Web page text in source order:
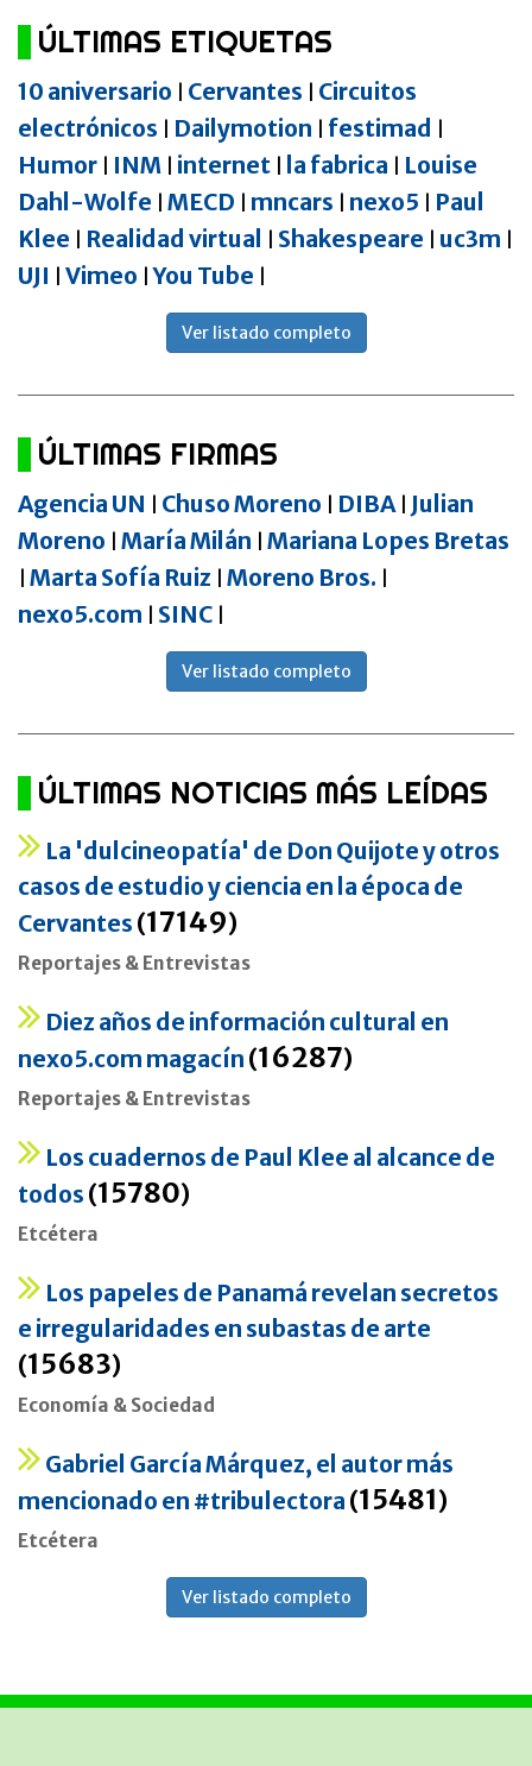
ÚLTIMAS ETIQUETAS
10 aniversario Cervantes
Circuitos
electrónicos
Dailymotion festimad
Humor INM internet la fabrica
Louise
Dahl-Wolfe MECD mncars nexo5
Paul
Klee
Realidad virtual Shakespeare uc3m
UJI Vimeo You Tube
Ver listado completo
ÚLTIMAS FIRMAS
Agencia UN Chuso Moreno DIBA| Julian
Moreno María Milán Mariana Lopes Bretas
Marta Sofía Ruiz Moreno Bros.
nexo5.com SINC
Ver listado completo
ÚLTIMAS NOTICIAS MÁS LEÍDAS
La 'dulcineopatía' de Don Quijote y otros
casos de estudio y ciencia en la época de
Cervantes (17149)
Reportajes & Entrevistas
Diez años de información cultural en
nexo5.com magacín (16287)
Reportajes & Entrevistas
Los cuadernos de Paul Klee al alcance de
todos (15780)
Etcétera
Los papeles de Panamá revelan secretos
e irregularidades en subastas de arte
(15683)
Economía & Sociedad
Gabriel García Márquez, el autor más
mencionado en #tribulectora (15481)
Etcétera
Ver listado completo